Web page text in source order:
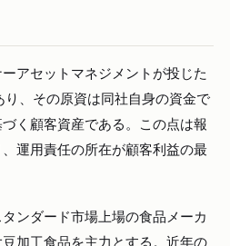
アセットマネジメントが投じた
り、その原資は同社自身の資金で
く顧客資産である。この点は報
運用責任の所在が顧客利益の最
ンダード市場上場の食品メーカ
加工食品を主力とする。近年の